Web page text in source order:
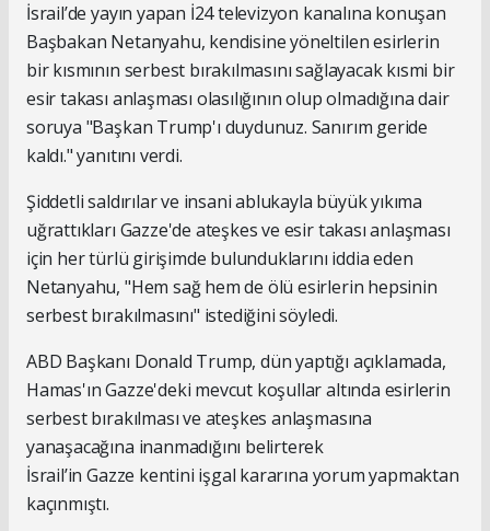
İsrail’de yayın yapan İ24 televizyon kanalına konuşan
Başbakan Netanyahu, kendisine yöneltilen esirlerin
bir kısmının serbest bırakılmasını sağlayacak kısmi bir
esir takası anlaşması olasılığının olup olmadığına dair
soruya "Başkan Trump'ı duydunuz. Sanırım geride
kaldı." yanıtını verdi.
Şiddetli saldırılar ve insani ablukayla büyük yıkıma
uğrattıkları Gazze'de ateşkes ve esir takası anlaşması
için her türlü girişimde bulunduklarını iddia eden
Netanyahu, "Hem sağ hem de ölü esirlerin hepsinin
serbest bırakılmasını" istediğini söyledi.
ABD Başkanı Donald Trump, dün yaptığı açıklamada,
Hamas'ın Gazze'deki mevcut koşullar altında esirlerin
serbest bırakılması ve ateşkes anlaşmasına
yanaşacağına inanmadığını belirterek
İsrail’in Gazze kentini işgal kararına yorum yapmaktan
kaçınmıştı.